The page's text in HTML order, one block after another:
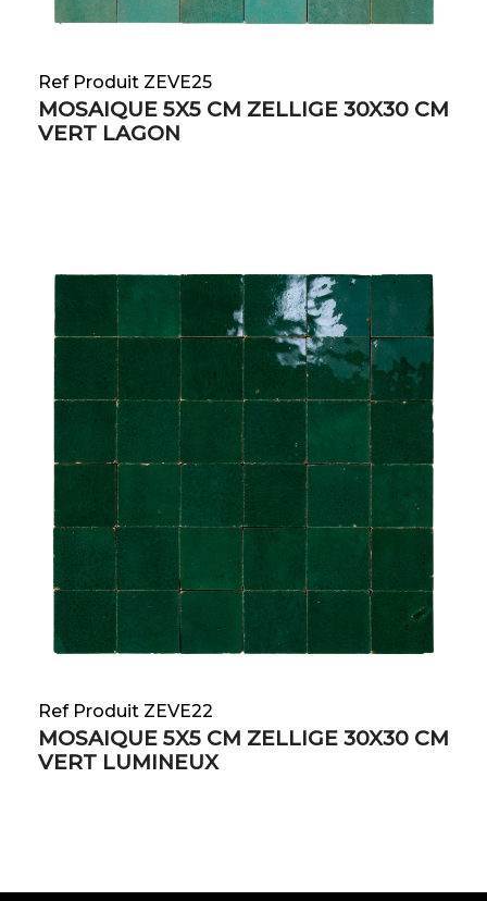
Ref Produit ZEVE25
MOSAIQUE 5X5 CM ZELLIGE 30X30 CM
VERT LAGON
Ref Produit ZEVE22
MOSAIQUE 5X5 CM ZELLIGE 30X30 CM
VERT LUMINEUX